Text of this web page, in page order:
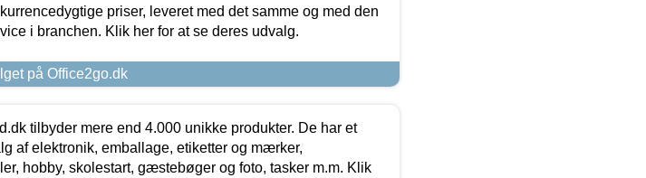
priser, leveret med det samme og med den
i branchen. Klik her for at se deres udvalg.
på Office2go.dk
tilbyder mere end 4.000 unikke produkter. De har et
af elektronik, emballage, etiketter og mærker,
hobby, skolestart, gæstebøger og foto, tasker m.m. Klik